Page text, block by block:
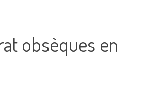
obsèques en